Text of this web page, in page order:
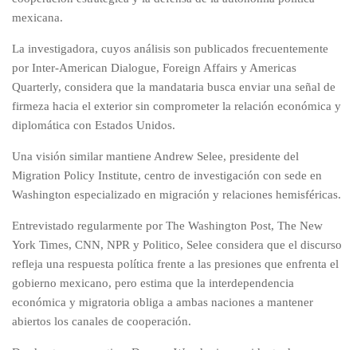
mexicana.
La investigadora, cuyos análisis son publicados frecuentemente
por Inter-American Dialogue, Foreign Affairs y Americas
Quarterly, considera que la mandataria busca enviar una señal de
firmeza hacia el exterior sin comprometer la relación económica y
diplomática con Estados Unidos.
Una visión similar mantiene Andrew Selee, presidente del
Migration Policy Institute, centro de investigación con sede en
Washington especializado en migración y relaciones hemisféricas.
Entrevistado regularmente por The Washington Post, The New
York Times, CNN, NPR y Politico, Selee considera que el discurso
refleja una respuesta política frente a las presiones que enfrenta el
gobierno mexicano, pero estima que la interdependencia
económica y migratoria obliga a ambas naciones a mantener
abiertos los canales de cooperación.